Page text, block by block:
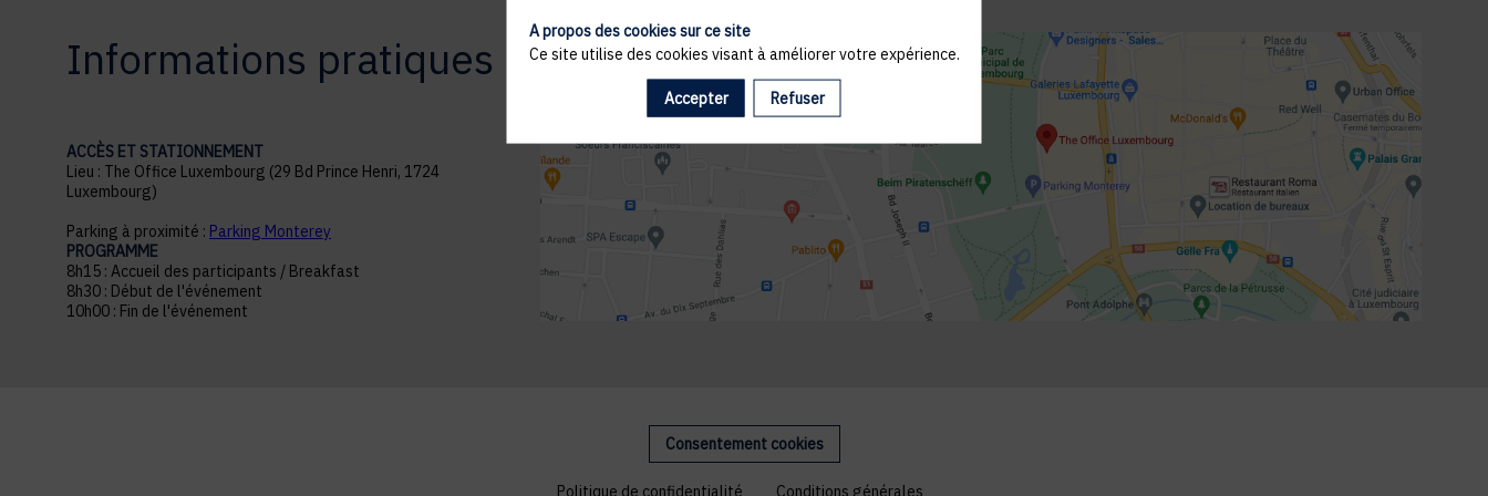
Informations pratiques
ACCÈS ET STATIONNEMENT
Lieu : The Office Luxembourg (29 Bd Prince Henri, 1724
Luxembourg)
Parking à proximité : Parking Monterey
PROGRAMME
8h15 : Accueil des participants / Breakfast
8h30 : Début de l'événement
10h00 : Fin de l'événement
Consentement cookies
Politique de confidentialité Conditions générales
A propos des cookies sur ce site
Ce site utilise des cookies visant à améliorer votre expérience.
Accepter Refuser